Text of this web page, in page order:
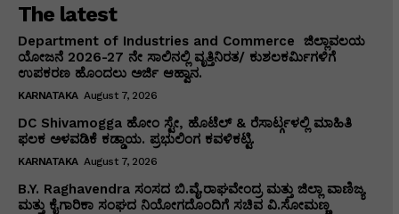
The latest
Department of Industries and Commerce ಜಿಲ್ಲಾವಲಯ
ಯೋಜನೆ 2026-27 ನೇ ಸಾಲಿನಲ್ಲಿ ವೃತ್ತಿನಿರತ/ ಕುಶಲಕರ್ಮಿಗಳಿಗೆ
ಉಪಕರಣ ಹೊಂದಲು ಅರ್ಜಿ ಆಹ್ವಾನ.
KARNATAKA August 7, 2026
DC Shivamogga ಹೋಂ ಸ್ಟೇ, ಹೊಟೆಲ್ & ರೆಸಾರ್ಟ್ಗಳಲ್ಲಿ ಮಾಹಿತಿ
ಫಲಕ ಅಳವಡಿಕೆ ಕಡ್ಡಾಯ. ಪ್ರಭುಲಿಂಗ ಕವಳಿಕಟ್ಟಿ.
KARNATAKA August 7, 2026
B.Y. Raghavendra ಸಂಸದ ಬಿ.ವೈ.ರಾಘವೇಂದ್ರ ಮತ್ತು ಜಿಲ್ಲಾ ವಾಣಿಜ್ಯ
ಮತ್ತು ಕೈಗಾರಿಕಾ ಸಂಘದ ನಿಯೋಗದೊಂದಿಗೆ ಸಚಿವ ವಿ‌.ಸೋಮಣ್ಣ